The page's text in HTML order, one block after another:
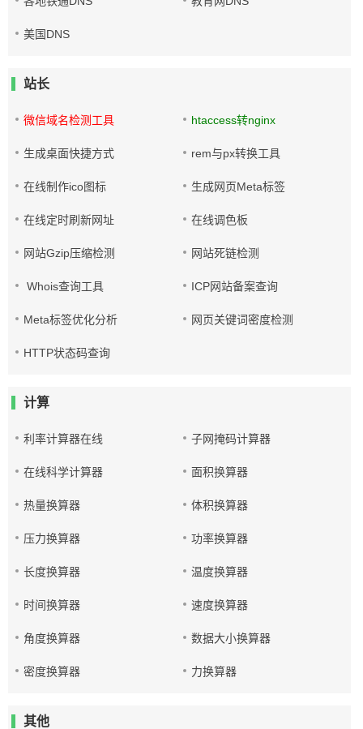
美国DNS
站长
微信域名检测工具 htaccess转nginx
生成桌面快捷方式 rem与px转换工具
在线制作ico图标 生成网页Meta标签
在线定时刷新网址 在线调色板
网站Gzip压缩检测 网站死链检测
Whois查询工具 ICP网站备案查询
Meta标签优化分析 网页关键词密度检测
HTTP状态码查询
计算
利率计算器在线 子网掩码计算器
在线科学计算器 面积换算器
热量换算器 体积换算器
压力换算器 功率换算器
长度换算器 温度换算器
时间换算器 速度换算器
角度换算器 数据大小换算器
密度换算器 力换算器
其他